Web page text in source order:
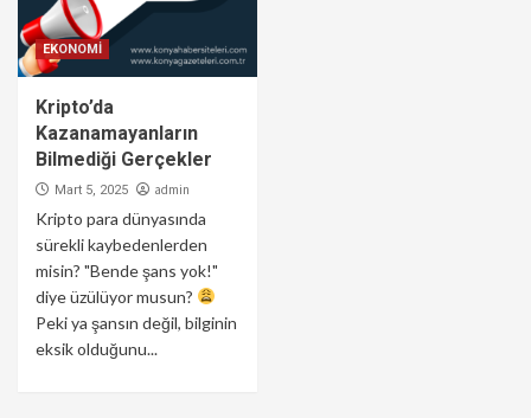
EKONOMİ
Kripto’da
Kazanamayanların
Bilmediği Gerçekler
Mart 5, 2025 admin
Kripto para dünyasında
sürekli kaybedenlerden
misin? "Bende şans yok!"
diye üzülüyor musun?
Peki ya şansın değil, bilginin
eksik olduğunu...